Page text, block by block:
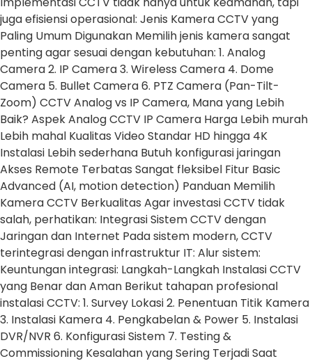
juga efisiensi operasional: Jenis Kamera CCTV yang
Paling Umum Digunakan Memilih jenis kamera sangat
penting agar sesuai dengan kebutuhan: 1. Analog
Camera 2. IP Camera 3. Wireless Camera 4. Dome
Camera 5. Bullet Camera 6. PTZ Camera (Pan-Tilt-
Zoom) CCTV Analog vs IP Camera, Mana yang Lebih
Baik? Aspek Analog CCTV IP Camera Harga Lebih murah
Lebih mahal Kualitas Video Standar HD hingga 4K
Instalasi Lebih sederhana Butuh konfigurasi jaringan
Akses Remote Terbatas Sangat fleksibel Fitur Basic
Advanced (AI, motion detection) Panduan Memilih
Kamera CCTV Berkualitas Agar investasi CCTV tidak
salah, perhatikan: Integrasi Sistem CCTV dengan
Jaringan dan Internet Pada sistem modern, CCTV
terintegrasi dengan infrastruktur IT: Alur sistem:
Keuntungan integrasi: Langkah-Langkah Instalasi CCTV
yang Benar dan Aman Berikut tahapan profesional
instalasi CCTV: 1. Survey Lokasi 2. Penentuan Titik Kamera
3. Instalasi Kamera 4. Pengkabelan & Power 5. Instalasi
DVR/NVR 6. Konfigurasi Sistem 7. Testing &
Commissioning Kesalahan yang Sering Terjadi Saat